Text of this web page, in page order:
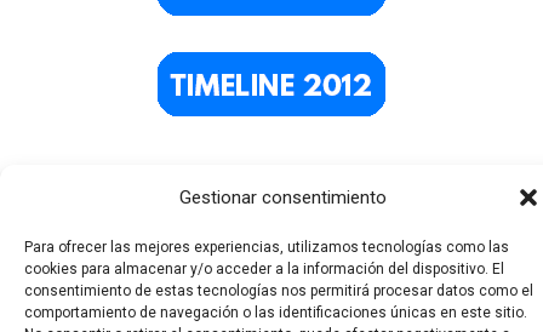
Gestionar consentimiento
Para ofrecer las mejores experiencias, utilizamos tecnologías como las
cookies para almacenar y/o acceder a la información del dispositivo. El
consentimiento de estas tecnologías nos permitirá procesar datos como el
comportamiento de navegación o las identificaciones únicas en este sitio.